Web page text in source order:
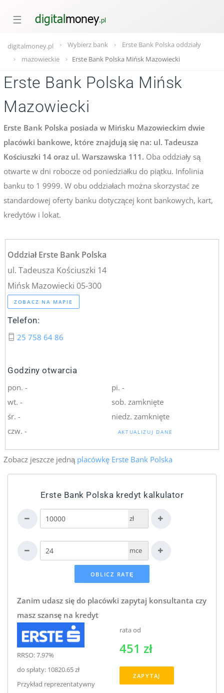
☰
digitalmoney.pl Wybierz bank
Erste Bank Polska oddziały
mazowieckie
Erste Bank Polska Mińsk Mazowiecki
Erste Bank Polska Mińsk
Mazowiecki
Erste Bank Polska posiada w Mińsku Mazowieckim dwie
placówki bankowe, które znajdują się na: ul. Tadeusza
Kościuszki 14 oraz ul. Warszawska 111. Oba oddziały są
otwarte w dni robocze od poniedziałku do piątku. Infolinia
banku to 1 9999. W obu oddziałach można skorzystać ze
standardowej oferty banku dotyczącej kont bankowych, kart,
kredytów i lokat.
Oddział Erste Bank Polska
ul. Tadeusza Kościuszki 14
Mińsk Mazowiecki 05-300
ZOBACZ NA MAPIE
Telefon:
25 758 64 86
Godziny otwarcia
pon. -
wt. -
śr. -
czw. -
pi. -
sob. zamknięte
niedz. zamknięte
AKTUALIZUJ DANE
Zobacz jeszcze jednąplacówkę Erste Bank Polska
Erste Bank Polska kredyt kalkulator
zł
mce
Zanim udasz się do placówki zapytaj konsultanta czy
masz szansę na kredyt
RRSO: 7.97%
do spłaty: 10820.65 zł
Przykład reprezentatywny
rata od
451 zł
ZAPYTAJ